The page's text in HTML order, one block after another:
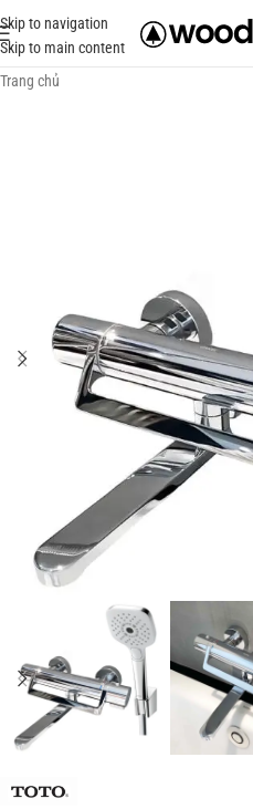
Skip to navigation
Skip to main content
Trang chủ